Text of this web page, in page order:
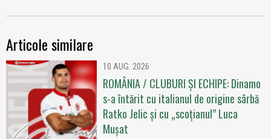
Articole similare
10 AUG. 2026
ROMÂNIA / CLUBURI ȘI ECHIPE: Dinamo
s-a întărit cu italianul de origine sârbă
Ratko Jelic și cu „scoțianul” Luca
Mușat